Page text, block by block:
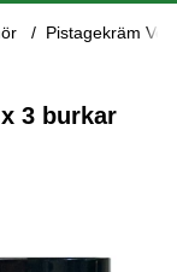
Pistagekräm
3 burkar
x 3 burkar